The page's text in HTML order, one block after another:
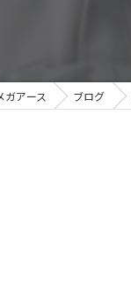
アース ブログ